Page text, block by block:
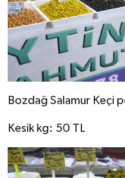
Bozdağ Salamur Keçi
Kesik kg: 50 TL